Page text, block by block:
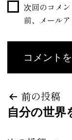
次回のコメ
前、メール
前の投稿
自分の世界